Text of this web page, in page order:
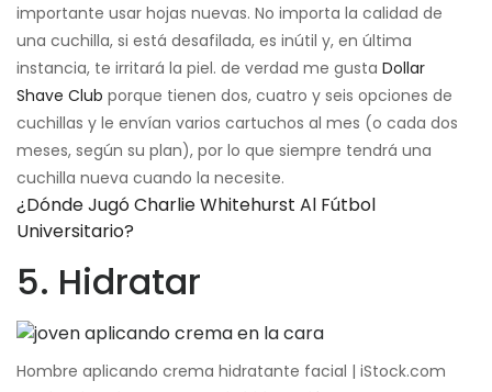
importante usar hojas nuevas. No importa la calidad de
una cuchilla, si está desafilada, es inútil y, en última
instancia, te irritará la piel. de verdad me gusta Dollar
Shave Club porque tienen dos, cuatro y seis opciones de
cuchillas y le envían varios cartuchos al mes (o cada dos
meses, según su plan), por lo que siempre tendrá una
cuchilla nueva cuando la necesite.
¿Dónde Jugó Charlie Whitehurst Al Fútbol
Universitario?
5. Hidratar
Hombre aplicando crema hidratante facial | iStock.com